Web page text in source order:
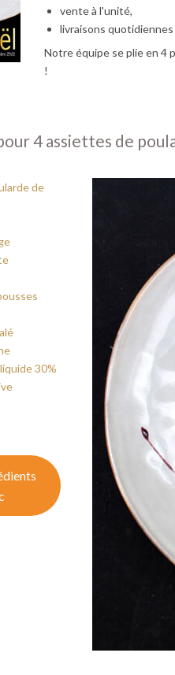
vente à l'unité,
livraisons quotidiennes
Notre équipe se plie en 4
!
4 assiettes de
de
30%